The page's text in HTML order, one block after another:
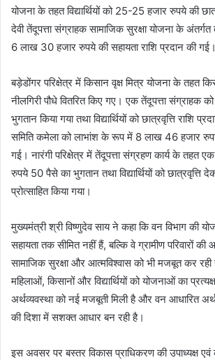
योजना के तहत विद्यार्थियों को 25-25 हजार रुपये की
देवी तेंदूपत्ता संग्राहक सामाजिक सुरक्षा योजना के अंतर्गत
6 लाख 30 हजार रुपये की सहायता राशि प्रदान की गई।
बड़ेडोंगर परिक्षेत्र में किसान वृक्ष मित्र योजना के तहत
नीलगिरी पौधे वितरित किए गए। एक तेंदूपत्ता संग्राहक
भुगतान किया गया तथा विद्यार्थियों को छात्रवृत्ति राशि
समिति कमेला को लाभांश के रूप में 8 लाख 46 हजार
गई। नारंगी परिक्षेत्र में तेंदूपत्ता संग्रहण कार्य के तहत
रुपये 50 पैसे का भुगतान तथा विद्यार्थियों को छात्रवृत्ति
प्रोत्साहित किया गया।
मुख्यमंत्री श्री विष्णुदेव साय ने कहा कि वन विभाग की
सहायता तक सीमित नहीं हैं, बल्कि वे ग्रामीण परिवारों की
सामाजिक सुरक्षा और आत्मविश्वास को भी मजबूत कर रही
महिलाओं, किसानों और विद्यार्थियों को योजनाओं का
अर्थव्यवस्था को नई मजबूती मिली है और वन आधारित
की दिशा में सशक्त आधार बन रही है।
इस अवसर पर बस्तर विकास प्राधिकरण की उपाध्यक्ष एवं